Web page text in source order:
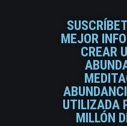
MEJOR
CREAR
UTILIZADA
MILLÓN